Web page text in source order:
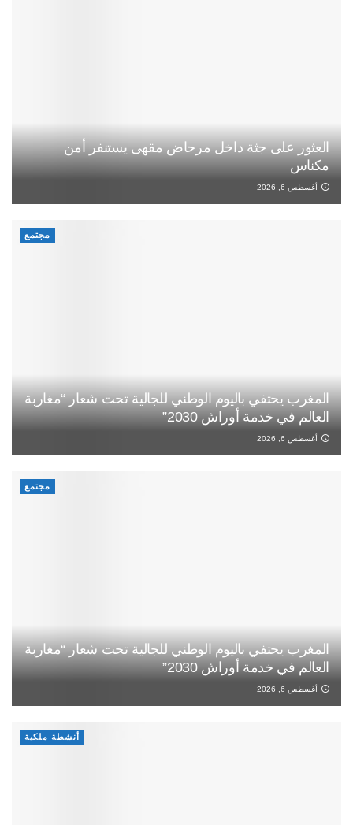
العثور على جثة داخل مرحاض مقهى يستنفر أمن
مكناس
أغسطس 6, 2026
مجتمع
المغرب يحتفي باليوم الوطني للجالية تحت شعار “مغاربة
العالم في خدمة أوراش 2030”
أغسطس 6, 2026
مجتمع
المغرب يحتفي باليوم الوطني للجالية تحت شعار “مغاربة
العالم في خدمة أوراش 2030”
أغسطس 6, 2026
أنشطة ملكية